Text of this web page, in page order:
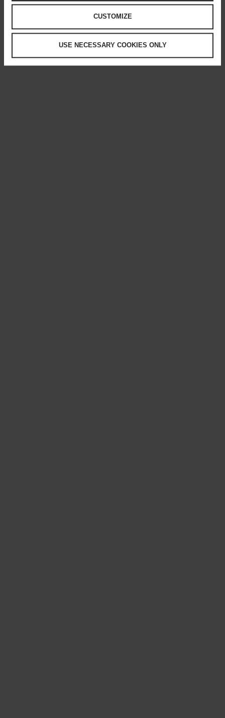
CUSTOMIZE
USE NECESSARY COOKIES ONLY